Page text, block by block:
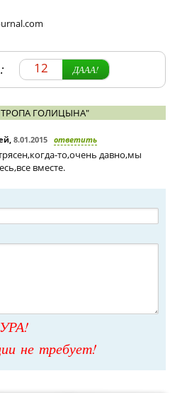
12 ДААА!
ГОЛИЦЫНА"
, 8.01.2015 ответить
то,очень давно,мы
вместе.
УРА!
не требует!